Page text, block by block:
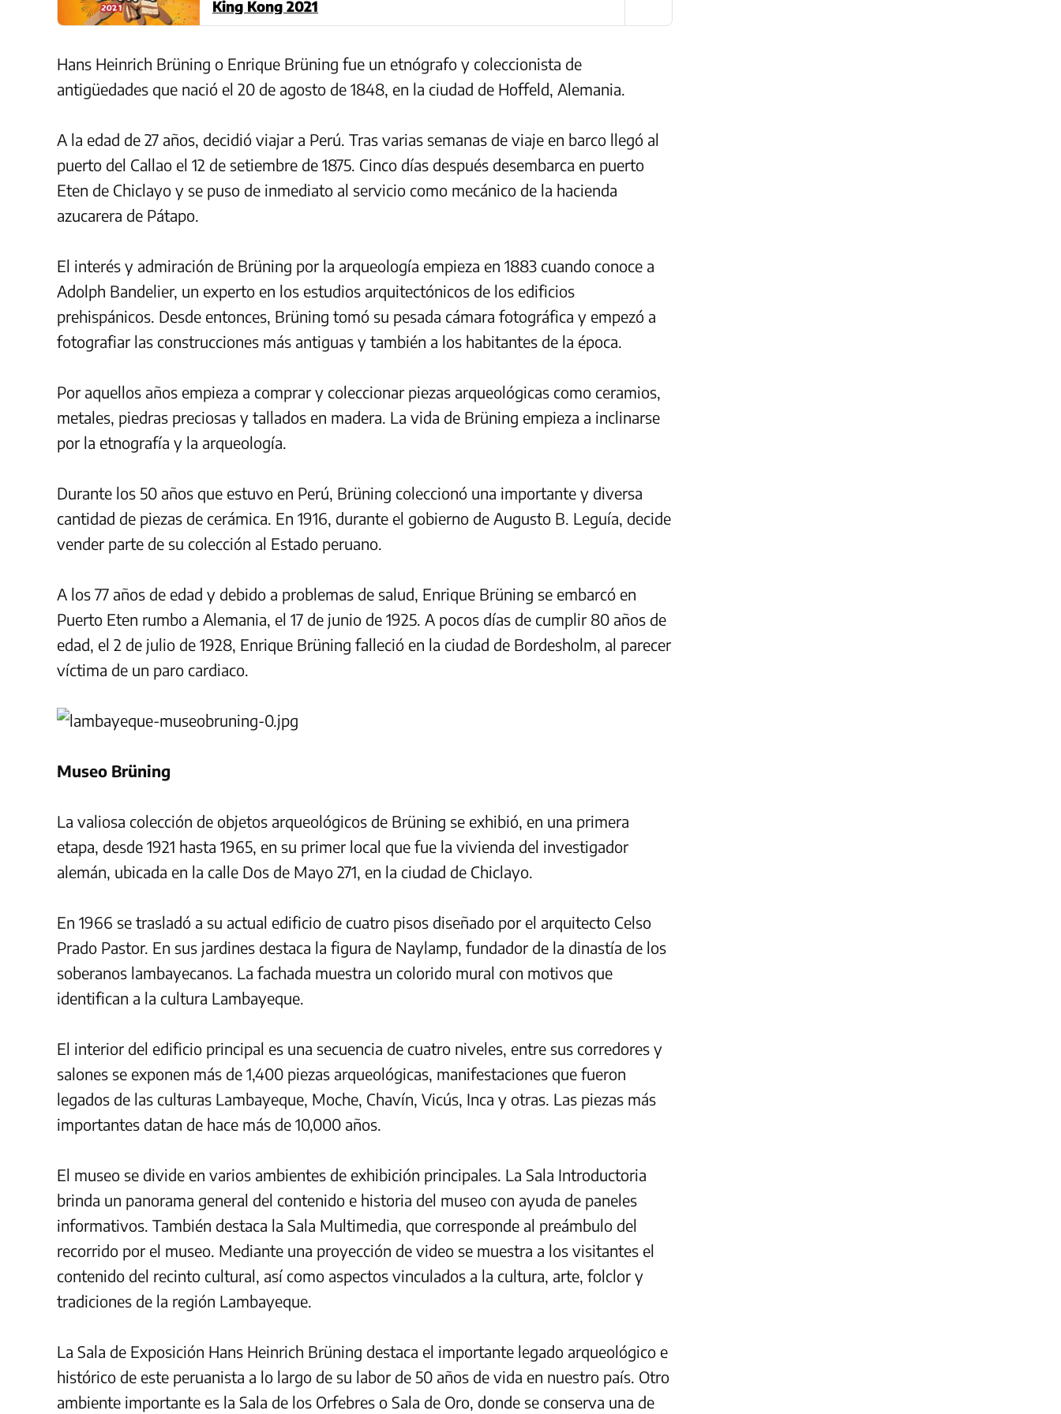
King Kong 2021
Hans Heinrich Brüning o Enrique Brüning fue un etnógrafo y coleccionista de
antigüedades que nació el 20 de agosto de 1848, en la ciudad de Hoffeld, Alemania.
A la edad de 27 años, decidió viajar a Perú. Tras varias semanas de viaje en barco llegó al
puerto del Callao el 12 de setiembre de 1875. Cinco días después desembarca en puerto
Eten de Chiclayo y se puso de inmediato al servicio como mecánico de la hacienda
azucarera de Pátapo.
El interés y admiración de Brüning por la arqueología empieza en 1883 cuando conoce a
Adolph Bandelier, un experto en los estudios arquitectónicos de los edificios
prehispánicos. Desde entonces, Brüning tomó su pesada cámara fotográfica y empezó a
fotografiar las construcciones más antiguas y también a los habitantes de la época.
Por aquellos años empieza a comprar y coleccionar piezas arqueológicas como ceramios,
metales, piedras preciosas y tallados en madera. La vida de Brüning empieza a inclinarse
por la etnografía y la arqueología.
Durante los 50 años que estuvo en Perú, Brüning coleccionó una importante y diversa
cantidad de piezas de cerámica. En 1916, durante el gobierno de Augusto B. Leguía, decide
vender parte de su colección al Estado peruano.
A los 77 años de edad y debido a problemas de salud, Enrique Brüning se embarcó en
Puerto Eten rumbo a Alemania, el 17 de junio de 1925. A pocos días de cumplir 80 años de
edad, el 2 de julio de 1928, Enrique Brüning falleció en la ciudad de Bordesholm, al parecer
víctima de un paro cardiaco.
Museo Brüning
La valiosa colección de objetos arqueológicos de Brüning se exhibió, en una primera
etapa, desde 1921 hasta 1965, en su primer local que fue la vivienda del investigador
alemán, ubicada en la calle Dos de Mayo 271, en la ciudad de Chiclayo.
En 1966 se trasladó a su actual edificio de cuatro pisos diseñado por el arquitecto Celso
Prado Pastor. En sus jardines destaca la figura de Naylamp, fundador de la dinastía de los
soberanos lambayecanos. La fachada muestra un colorido mural con motivos que
identifican a la cultura Lambayeque.
El interior del edificio principal es una secuencia de cuatro niveles, entre sus corredores y
salones se exponen más de 1,400 piezas arqueológicas, manifestaciones que fueron
legados de las culturas Lambayeque, Moche, Chavín, Vicús, Inca y otras. Las piezas más
importantes datan de hace más de 10,000 años.
El museo se divide en varios ambientes de exhibición principales. La Sala Introductoria
brinda un panorama general del contenido e historia del museo con ayuda de paneles
informativos. También destaca la Sala Multimedia, que corresponde al preámbulo del
recorrido por el museo. Mediante una proyección de video se muestra a los visitantes el
contenido del recinto cultural, así como aspectos vinculados a la cultura, arte, folclor y
tradiciones de la región Lambayeque.
La Sala de Exposición Hans Heinrich Brüning destaca el importante legado arqueológico e
histórico de este peruanista a lo largo de su labor de 50 años de vida en nuestro país. Otro
ambiente importante es la Sala de los Orfebres o Sala de Oro, donde se conserva una de